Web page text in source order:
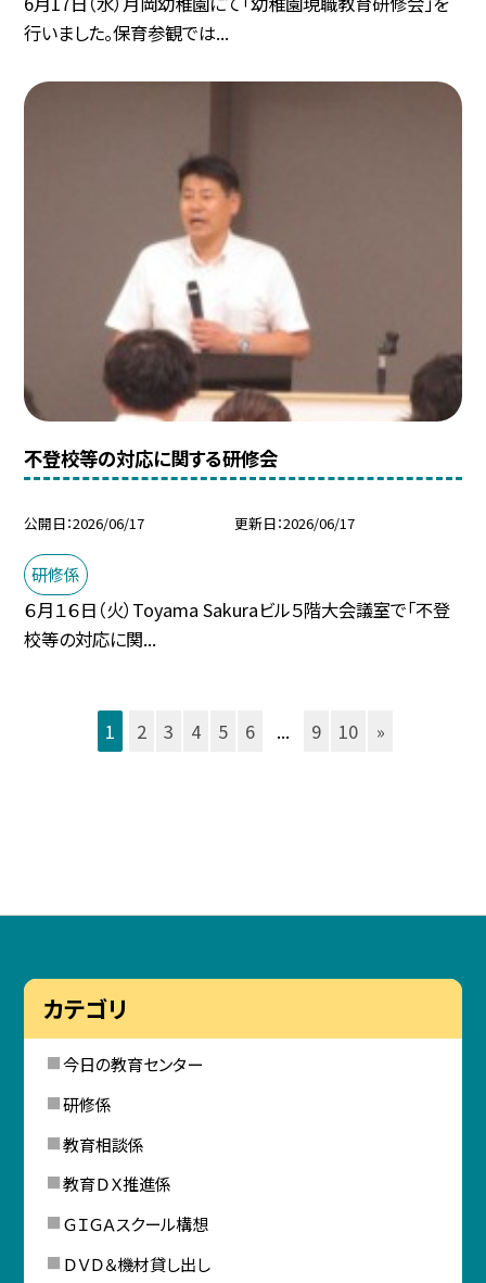
行いました。保育参観では...
不登校等の対応に関する研修会
公開日 2026/06/17 更新日 2026/06/17
研修係
６月１６日（火）Toyama Sakuraビル５階大会議室で「不登
校等の対応に関...
1 2 3 4 5 6 ... 9 10 »
カテゴリ
今日の教育センター
研修係
教育相談係
教育ＤＸ推進係
ＧＩＧＡスクール構想
ＤＶＤ＆機材貸し出し